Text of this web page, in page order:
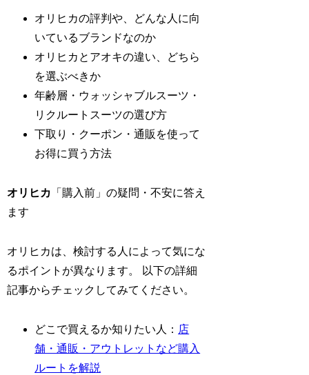
オリヒカの評判や、どんな人に向
いているブランドなのか
オリヒカとアオキの違い、どちら
を選ぶべきか
年齢層・ウォッシャブルスーツ・
リクルートスーツの選び方
下取り・クーポン・通販を使って
お得に買う方法
オリヒカ 「購入前」の疑問・不安に答え
ます
オリヒカは、検討する人によって気にな
るポイントが異なります。 以下の詳細
記事からチェックしてみてください。
どこで買えるか知りたい人： 店
舗・通販・アウトレットなど購入
ルートを解説